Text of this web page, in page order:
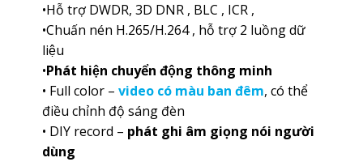
•Hỗ trợ DWDR, 3D DNR , BLC , ICR ,
•Chuấn nén H.265/H.264 , hỗ trợ 2 luồng dữ
liệu
•Phát hiện chuyển động thông minh
• Full color – video có màu ban đêm, có thể
điều chỉnh độ sáng đèn
• DIY record – phát ghi âm giọng nói người
dùng